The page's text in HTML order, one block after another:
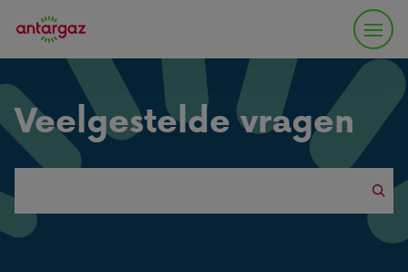
Veelgestelde vragen
this
website